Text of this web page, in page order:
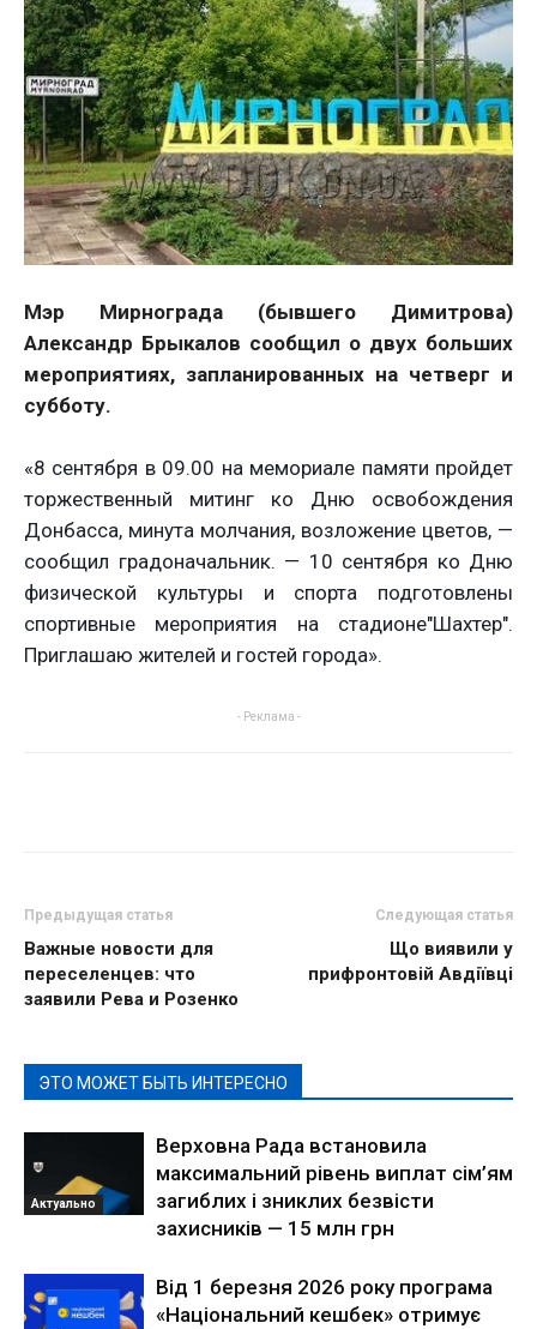
Мэр Мирнограда (бывшего Димитрова)
Александр Брыкалов сообщил о двух больших
мероприятиях, запланированных на четверг и
субботу.
«8 сентября в 09.00 на мемориале памяти пройдет
торжественный митинг ко Дню освобождения
Донбасса, минута молчания, возложение цветов, —
сообщил градоначальник. — 10 сентября ко Дню
физической культуры и спорта подготовлены
спортивные мероприятия на стадионе"Шахтер".
Приглашаю жителей и гостей города».
- Реклама -
Предыдущая статья
Важные новости для
переселенцев: что
заявили Рева и Розенко
Следующая статья
Що виявили у
прифронтовій Авдіївці
ЭТО МОЖЕТ БЫТЬ ИНТЕРЕСНО
Актуально
Верховна Рада встановила
максимальний рівень виплат сім’ям
загиблих і зниклих безвісти
захисників — 15 млн грн
Від 1 березня 2026 року програма
«Національний кешбек» отримує